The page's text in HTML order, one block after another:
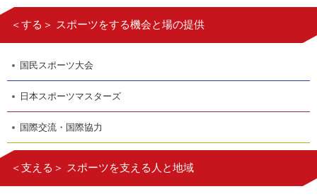
＜する＞ スポーツをする機会と場の提供
国民スポーツ大会
日本スポーツマスターズ
国際交流・国際協力
＜支える＞ スポーツを支える人と地域